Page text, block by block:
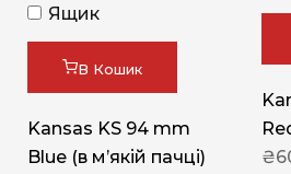
Ящик
В Кошик
Kansas KS 94 mm
Blue (в мʼякій пачці)
₴